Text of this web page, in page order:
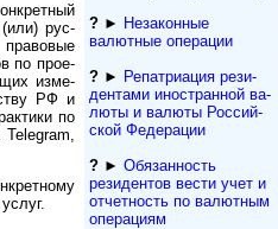
(или) рус­
по прое­
изме­
РФ и
по
?► Незаконные
валютные операции
?► Репатриация ре­зи­
ден­та­ми иностранной ва­
лю­ты и валюты Рос­сий­
ской Федерации
?► Обязанность
резиден­тов вести учет и
отчетность по валютным
операциям